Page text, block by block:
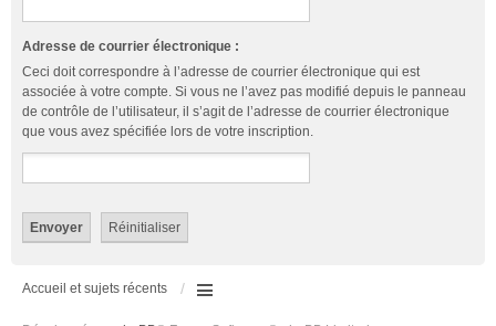
Adresse de courrier électronique :
Ceci doit correspondre à l’adresse de courrier électronique qui est
associée à votre compte. Si vous ne l’avez pas modifié depuis le panneau
de contrôle de l’utilisateur, il s’agit de l’adresse de courrier électronique
que vous avez spécifiée lors de votre inscription.
Accueil et sujets récents